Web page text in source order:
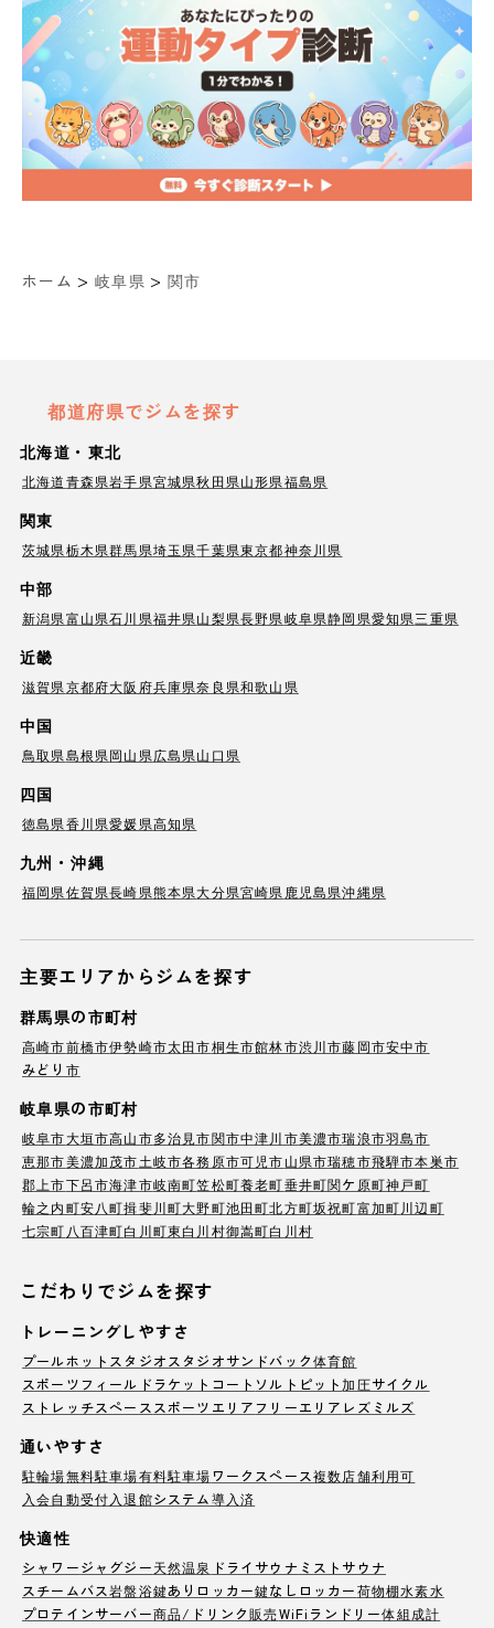
ホーム > 岐阜県 > 関市
都道府県でジムを探す
北海道・東北
北海道青森県岩手県宮城県秋田県山形県福島県
関東
茨城県栃木県群馬県埼玉県千葉県東京都神奈川県
中部
新潟県富山県石川県福井県山梨県長野県岐阜県静岡県愛知県三重県
近畿
滋賀県京都府大阪府兵庫県奈良県和歌山県
中国
鳥取県島根県岡山県広島県山口県
四国
徳島県香川県愛媛県高知県
九州・沖縄
福岡県佐賀県長崎県熊本県大分県宮崎県 鹿児島県沖縄県
主要エリアからジムを探す
群馬県の市町村
高崎市前橋市伊勢崎市太田市桐生市館林市渋川市藤岡市安中市
みどり市
岐阜県の市町村
岐阜市大垣市高山市多治見市関市中津川市美濃市瑞浪市羽島市
恵那市美濃加茂市土岐市各務原市可児市山県市瑞穂市飛騨市本巣市
郡上市下呂市海津市岐南町笠松町養老町垂井町関ケ原町神戸町
輪之内町安八町揖斐川町大野町池田町北方町坂祝町富加町川辺町
七宗町 八百津町白川町東白川村御嵩町白川村
こだわりでジムを探す
トレーニングしやすさ
プールホットスタジオ スタジオサンドバック体育館
スポーツフィールド ラケットコート ソルトピット加圧サイクル
ストレッチスペース スポーツエリア フリーエリア レズミルズ
通いやすさ
駐輪場無料駐車場有料駐車場ワークスペース複数店舗利用可
入会自動受付 入退館システム導入済
快適性
シャワージャグジー天然温泉 ドライサウナ ミストサウナ
スチームバス岩盤浴鍵ありロッカー鍵なしロッカー荷物棚水素水
プロテインサーバー商品/ドリンク販売WiFi ランドリー体組成計